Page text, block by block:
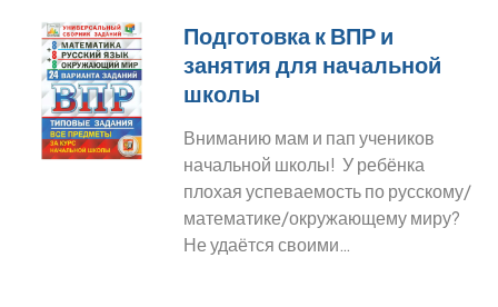
Подготовка к ВПР и
занятия для начальной
школы
Вниманию мам и пап учеников
начальной школы! У ребёнка
плохая успеваемость по русскому/
математике/окружающему миру?
Не удаётся своими…